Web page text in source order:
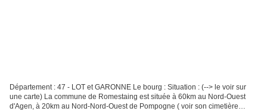
Département : 47 - LOT et GARONNE Le bourg : Situation : (--> le voir sur
une carte) La commune de Romestaing est située à 60km au Nord-Ouest
d'Agen, à 20km au Nord-Nord-Ouest de Pompogne ( voir son cimetière